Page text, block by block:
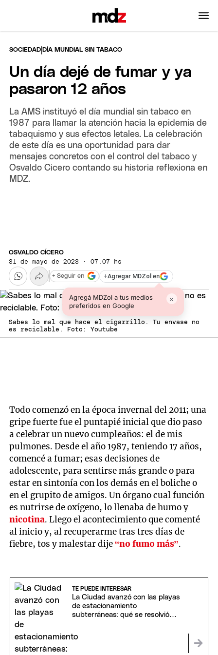
SOCIEDAD |DÍA MUNDIAL SIN TABACO
Un día dejé de fumar y ya
pasaron 12 años
La AMS instituyó el día mundial sin tabaco en
1987 para llamar la atención hacia la epidemia de
tabaquismo y sus efectos letales. La celebración
de este día es una oportunidad para dar
mensajes concretos con el control del tabaco y
Osvaldo Cicero contando su historia reflexiona en
MDZ.
OSVALDO CÍCERO
31 de mayo de 2023 · 07:07 hs
+Agregar MDZol en
Agregá MDZol a tus medios
preferidos en Google
×
+ Seguir en
Sabes lo mal que hace el cigarrillo. Tu envase no
es reciclable. Foto: Youtube
Todo comenzó en la época invernal del 2011; una
gripe fuerte fue el puntapié inicial que dio paso
a celebrar un nuevo cumpleaños: el de mis
pulmones. Desde el año 1987, teniendo 17 años,
comencé a fumar; esas decisiones de
adolescente, para sentirse más grande o para
estar en sintonía con los demás en el boliche o
en el grupito de amigos. Un órgano cual función
es nutrirse de oxígeno, lo llenaba de humo y
nicotina. Llego el acontecimiento que comenté
al inicio y, al recuperarme tras tres días de
fiebre, tos y malestar dije“no fumo más”.
TE PUEDE INTERESAR
La Ciudad avanzó con las playas
de estacionamiento
subterráneas: qué se resolvió